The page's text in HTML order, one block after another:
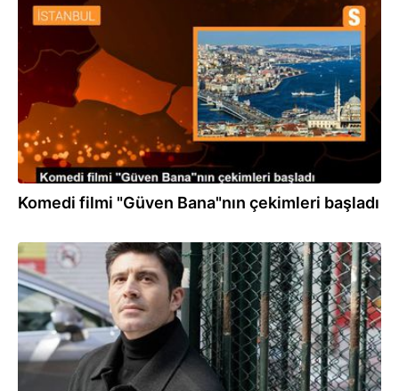
12.07.2022
Komedi filmi "Güven Bana"nın çekimleri başladı
28.05.2022